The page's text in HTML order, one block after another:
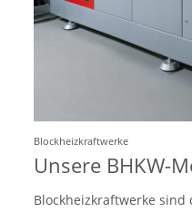
Blockheizkraftwerke
Unsere BHKW-
Blockheizkraftwerke